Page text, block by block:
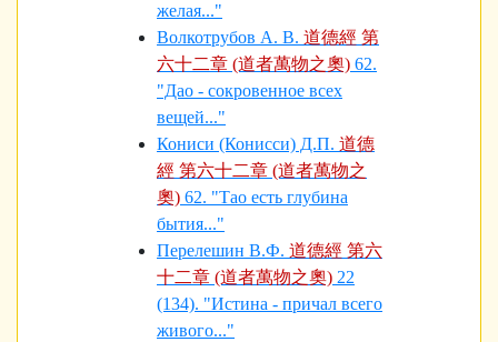
желая..."
Волкотрубов А. В. 道德經 第
六十二章 (道者萬物之奧) 62.
"Дао - сокровенное всех
вещей..."
Кониси (Конисси) Д.П. 道德
經 第六十二章 (道者萬物之
奧) 62. "Тао есть глубина
бытия..."
Перелешин В.Ф. 道德經 第六
十二章 (道者萬物之奧) 22
(134). "Истина - причал всего
живого..."